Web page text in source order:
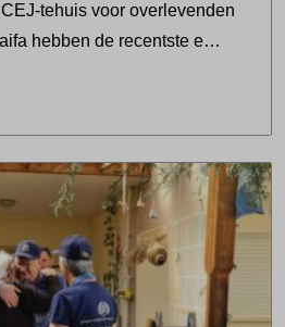
tehuis voor overlevenden
hebben de recentste e…